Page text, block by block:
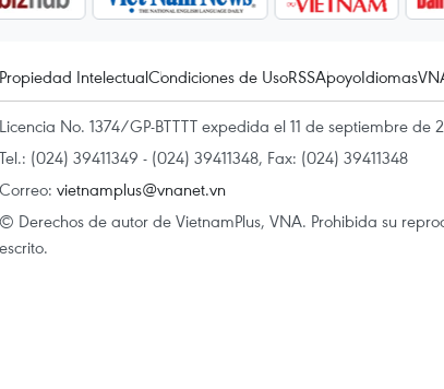
Propiedad IntelectualCondiciones de UsoRSSApoyoIdiomas
Licencia No. 1374/GP-BTTTT expedida el 11 de septiembre
Tel.: (024) 39411349 - (024) 39411348, Fax: (024) 39411348
Correo: vietnamplus@vnanet.vn
© Derechos de autor de VietnamPlus, VNA. Prohibida su
escrito.